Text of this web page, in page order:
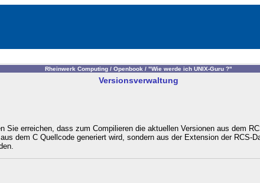
Rheinwerk Computing / Openbook / "Wie werde ich UNIX-Guru ?"
Versionsverwaltung
Sie erreichen, dass zum Compilieren die aktuellen Versionen aus dem
dem C Quellcode generiert wird, sondern aus der Extension der RCS-